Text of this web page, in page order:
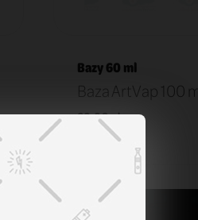
Bazy 60 ml
Baza ArtVap 100
29,90 zł